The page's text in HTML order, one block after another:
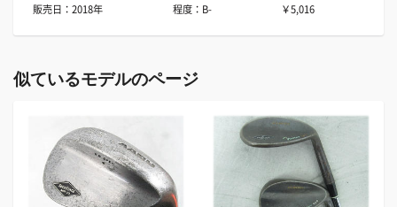
販売日：2018年 程度：B- ￥5,016
似ているモデルのページ